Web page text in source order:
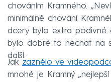
chováním Kramného.
minimálně chování
dcery bylo extra podivné
bylo dobré to nechat na
další.
Jak zaznělo ve
mnohé je Kramný